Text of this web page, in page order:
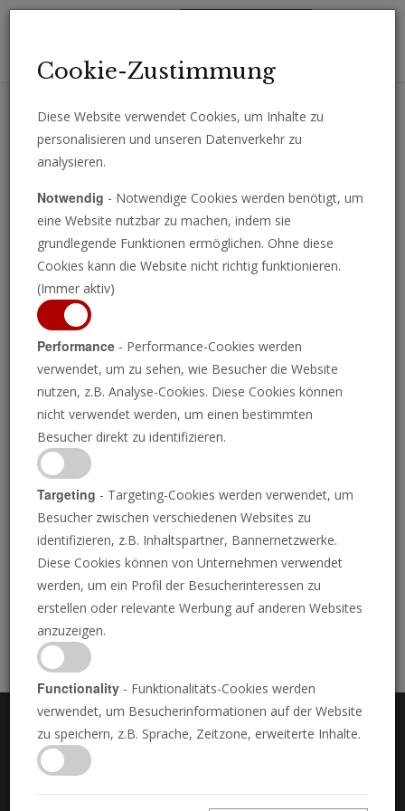
Erhalten Sie wichtige Analysen, Kommentare und Nachrichten
Ein stilles sanftes Sausen
Veröffentlicht am 24. Juni 2025 • 9 Minuten
seconds
seconds
Download MP3 (8.77 Mb)
Weitere Podcasts
Vorsicht vor falscher Bekehrung
Das Praktischste auf der Welt
Ihre tägliche Pilgerreise
Ihre oberste Priorität im Leben
ÜBER UNS KONTAKT HÄUFIG GESTELLTE FRAGEN
Cookie-Zustimmung
Diese Website verwendet Cookies, um Inhalte zu
personalisieren und unseren Datenverkehr zu
analysieren.
Notwendig - Notwendige Cookies werden benötigt, um
eine Website nutzbar zu machen, indem sie
grundlegende Funktionen ermöglichen. Ohne diese
Cookies kann die Website nicht richtig funktionieren.
(Immer aktiv)
Performance - Performance-Cookies werden
verwendet, um zu sehen, wie Besucher die Website
nutzen, z.B. Analyse-Cookies. Diese Cookies können
nicht verwendet werden, um einen bestimmten
Besucher direkt zu identifizieren.
Targeting - Targeting-Cookies werden verwendet, um
Besucher zwischen verschiedenen Websites zu
identifizieren, z.B. Inhaltspartner, Bannernetzwerke.
Diese Cookies können von Unternehmen verwendet
werden, um ein Profil der Besucherinteressen zu
erstellen oder relevante Werbung auf anderen Websites
anzuzeigen.
Functionality - Funktionalitäts-Cookies werden
verwendet, um Besucherinformationen auf der Website
zu speichern, z.B. Sprache, Zeitzone, erweiterte Inhalte.